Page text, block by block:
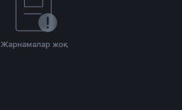
Жарнамалар жоқ